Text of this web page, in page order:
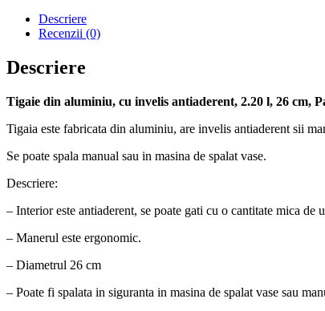
Descriere
Recenzii (0)
Descriere
Tigaie din aluminiu, cu invelis antiaderent, 2.20 l, 26 cm,
Tigaia este fabricata din aluminiu, are invelis antiaderent sii
Se poate spala manual sau in masina de spalat vase.
Descriere:
– Interior este antiaderent, se poate gati cu o cantitate mica de
– Manerul este ergonomic.
– Diametrul 26 cm
– Poate fi spalata in siguranta in masina de spalat vase sau